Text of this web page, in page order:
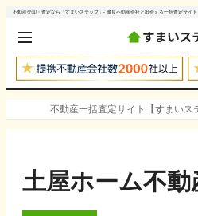
不動産売却・査定なら「すまいステップ」- 優良不動産会社と出会える一括査定サイト
不動産一括査定サイト【すまいス
土屋ホーム不